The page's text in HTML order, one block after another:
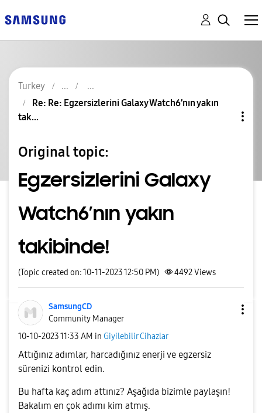
Turkey
Re: Re: Egzersizlerini Galaxy Watch6’nın yakın
tak...
Original topic:
Egzersizlerini Galaxy
Watch6’nın yakın
takibinde!
(Topic created on: 10-11-2023 12:50 PM) 4492Views
SamsungCD
Community Manager
‎10-10-202311:33 AM in Giyilebilir Cihazlar
Attığınız adımlar, harcadığınız enerji ve egzersiz
sürenizi kontrol edin.
Bu hafta kaç adım attınız? Aşağıda bizimle paylaşın!
Bakalım en çok adımı kim atmış.